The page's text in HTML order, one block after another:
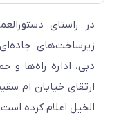
در راستای
زیرساخت‌های جاده‌ای
ارتقای خیابان ام سقیم
الخیل اعلام کرده است.